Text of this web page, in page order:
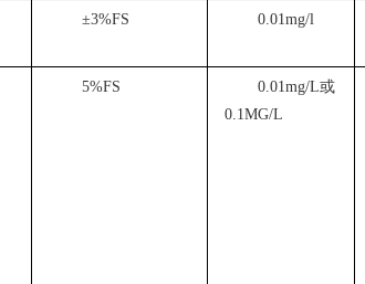
±3%FS 0.01mg/l
5%FS
0.01mg/L或
0.1MG/L